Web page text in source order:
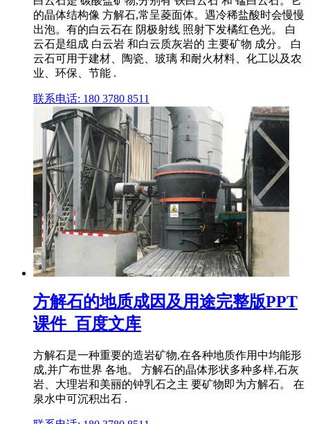
的晶体结构像 方解石,常呈菱面体。遇冷稀盐酸时会慢慢
出泡。有的白云石在 阴极射线 照射下发橘红色光。 白
云石是组成 白云岩 和白云质灰岩的 主要矿物 成分。 白
云石可用于建材、陶瓷、玻璃 和耐火材料、化工以及农
业、环保、节能 .
联系电话: 180 3780 8511
方解石的地质成因及用途完整版PPT
课件_百度文库
方解石是一种重要的造岩矿物,在各种地质作用中均能形
成,并广布世界 各地。 方解石的晶体形状多种多样,石灰
岩、大理岩和美丽的钟乳石之主 要矿物即为方解石。 在
泉水中可沉积出石 .